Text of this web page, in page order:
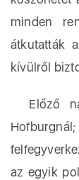
minden
átkutatták
kívülről
Előző
az egyik